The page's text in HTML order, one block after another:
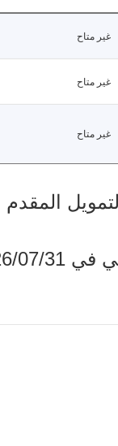
غير متاح
غير متاح
غير متاح
المقدم من
07/31